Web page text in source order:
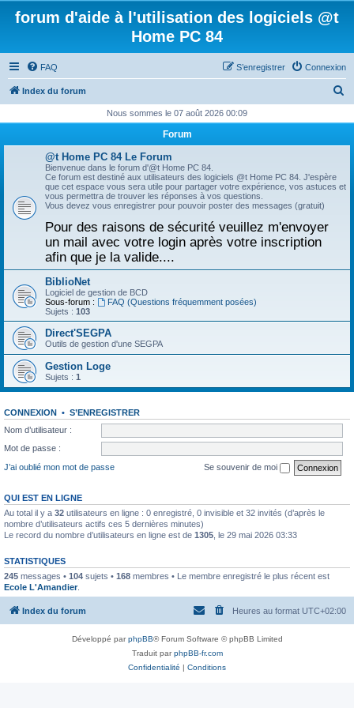
forum d'aide à l'utilisation des logiciels @t
Home PC 84
FAQ Connexion
S’enregistrer
Index du forum
h
r
Nous sommes le 07 août 2026 00:09
Forum
@t Home PC 84 Le Forum
Bienvenue dans le forum d'@t Home PC 84.
Ce forum est destiné aux utilisateurs des logiciels @t Home PC 84. J'espère
que cet espace vous sera utile pour partager votre expérience, vos astuces et
vous permettra de trouver les réponses à vos questions.
Vous devez vous enregistrer pour pouvoir poster des messages (gratuit)
Pour des raisons de sécurité veuillez m'envoyer
un mail avec votre login après votre inscription
afin que je la valide....
BiblioNet
Logiciel de gestion de BCD
Sous-forum :
FAQ (Questions fréquemment posées)
Sujets : 103
Direct'SEGPA
Outils de gestion d'une SEGPA
Gestion Loge
Sujets : 1
CONNEXION • S’ENREGISTRER
Nom d’utilisateur :
Mot de passe :
J’ai oublié mon mot de passe
Se souvenir de moi
QUI EST EN LIGNE
Au total il y a 32 utilisateurs en ligne : 0 enregistré, 0 invisible et 32 invités (d’après le
nombre d’utilisateurs actifs ces 5 dernières minutes)
Le record du nombre d’utilisateurs en ligne est de 1305 , le 29 mai 2026 03:33
STATISTIQUES
245 messages • 104 sujets • 168 membres • Le membre enregistré le plus récent est
Ecole L'Amandier.
Index du forum Heures au format UTC+02:00
Développé parphpBB® Forum Software © phpBB Limited
Traduit parphpBB-fr.com
Confidentialité | Conditions